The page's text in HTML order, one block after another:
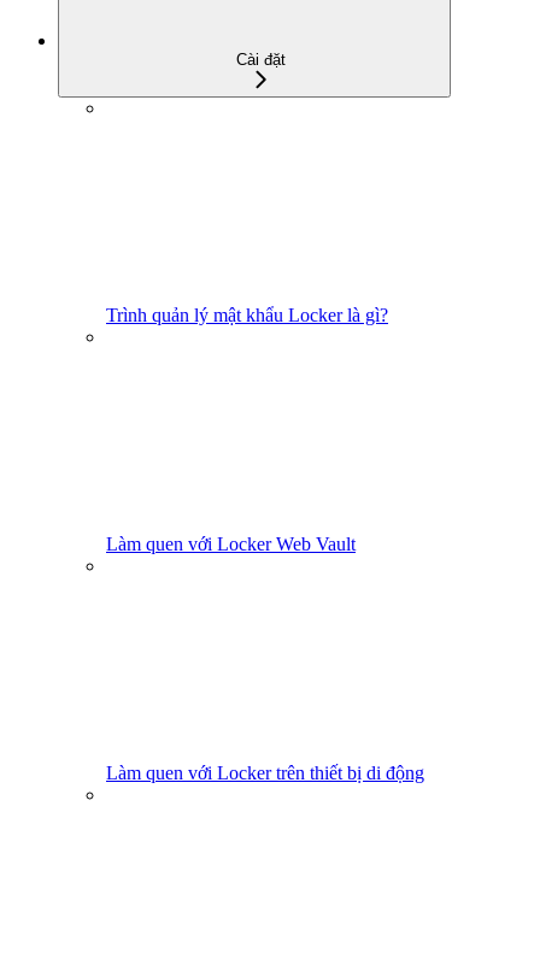
Cài đặt
Trình quản lý mật khẩu Locker là gì?
Làm quen với Locker Web Vault
Làm quen với Locker trên thiết bị di động